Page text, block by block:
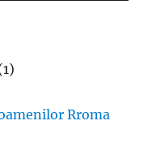
Rroma